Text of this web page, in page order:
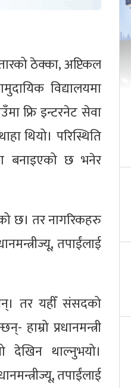
ठेक्का, अप्टिकल
विद्यालयमा
फ्रि इन्टरनेट सेवा
थियो। परिस्थिति
बनाइएको छ भनेर
छ। तर नागरिकहरु
तपाईंलाई
तर यहीँ संसदको
प्रधानमन्त्री
देखिन थाल्नुभयो।
तपाईंलाई